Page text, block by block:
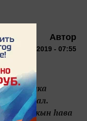
Автор
13 апреля 2019 - 07:55
ихтимал.
салкын һава